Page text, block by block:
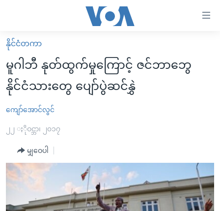
လွယ်ကူ
စေ
သည့်
Link
များ
ပင်မ
ကျော်
မူလစာမျက်နှာ
မြန်မာ
ကမ္ဘာ့သတင်းများ
နိုင်ငံတကာ
အစ္စရေး-ပါလက်စတိုင်း
ဗွီဒီယို
အင်္ဂလိပ်စာလေ့လာမယ်
အမေရိကန်သုံးအီဒီယံ
မကြေးမုံရဲ့ အင်္ဂလိပ်စာ
အပတ်စဉ်ကဏ္ဍများ
ရေဒီယိုနှင့်ရုပ်သံ အချက်အလက်များ
နိုင်ငံတကာ
မူဂါဘီ နုတ်ထွက်မှုကြောင့် ဇင်ဘာဘွေ
နိုင်ငံသားတွေ ပျော်ပွဲဆင်နွှဲ
ကျော်အောင်လွင်
၂၂ ႏိုဝင္ဘာ၊ ၂၀၁၇
မျှဝေပါ